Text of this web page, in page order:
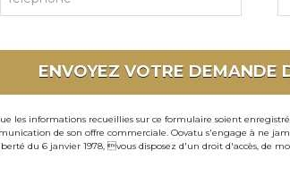
ENVOYEZ VOTRE DEMANDE
les informations recueillies sur ce formulaire soient
de son offre commerciale. Oovatu s'engage à ne
du 6 janvier 1978, vous disposez d'un droit d'accès, de